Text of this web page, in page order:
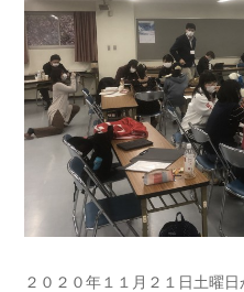
２０２０年１１月２１日土曜